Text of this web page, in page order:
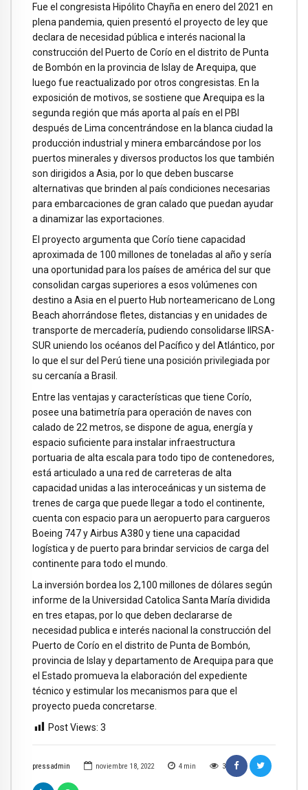
pressadmin noviembre 18, 2022 4 min 3
Fue el congresista Hipólito Chayña en enero del 2021 en
plena pandemia, quien presentó el proyecto de ley que
declara de necesidad pública e interés nacional la
construcción del Puerto de Corío en el distrito de Punta
de Bombón en la provincia de Islay de Arequipa, que
luego fue reactualizado por otros congresistas. En la
exposición de motivos, se sostiene que Arequipa es la
segunda región que más aporta al país en el PBI
después de Lima concentrándose en la blanca ciudad la
producción industrial y minera embarcándose por los
puertos minerales y diversos productos los que también
son dirigidos a Asia, por lo que deben buscarse
alternativas que brinden al país condiciones necesarias
para embarcaciones de gran calado que puedan ayudar
a dinamizar las exportaciones.
El proyecto argumenta que Corío tiene capacidad
aproximada de 100 millones de toneladas al año y sería
una oportunidad para los países de américa del sur que
consolidan cargas superiores a esos volúmenes con
destino a Asia en el puerto Hub norteamericano de Long
Beach ahorrándose fletes, distancias y en unidades de
transporte de mercadería, pudiendo consolidarse IIRSA-
SUR uniendo los océanos del Pacífico y del Atlántico, por
lo que el sur del Perú tiene una posición privilegiada por
su cercanía a Brasil.
Entre las ventajas y características que tiene Corío,
posee una batimetría para operación de naves con
calado de 22 metros, se dispone de agua, energía y
espacio suficiente para instalar infraestructura
portuaria de alta escala para todo tipo de contenedores,
está articulado a una red de carreteras de alta
capacidad unidas a las interoceánicas y un sistema de
trenes de carga que puede llegar a todo el continente,
cuenta con espacio para un aeropuerto para cargueros
Boeing 747 y Airbus A380 y tiene una capacidad
logística y de puerto para brindar servicios de carga del
continente para todo el mundo.
La inversión bordea los 2,100 millones de dólares según
informe de la Universidad Catolica Santa María dividida
en tres etapas, por lo que deben declararse de
necesidad publica e interés nacional la construcción del
Puerto de Corío en el distrito de Punta de Bombón,
provincia de Islay y departamento de Arequipa para que
el Estado promueva la elaboración del expediente
técnico y estimular los mecanismos para que el
proyecto pueda concretarse.
Post Views: 3